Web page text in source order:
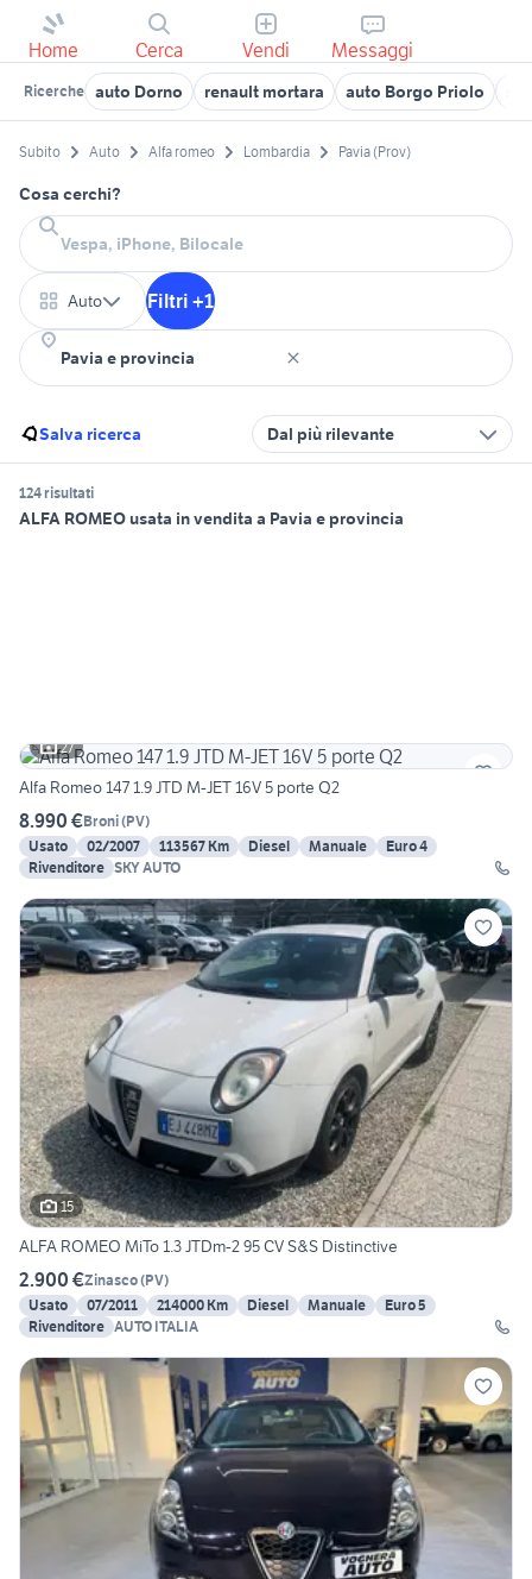
Home Cerca Vendi Messaggi
Ricerche auto Dorno renault mortara auto Borgo Priolo
Subito Auto Alfa romeo Lombardia Pavia (Prov)
Cosa cerchi?
Auto Filtri +1
Salva ricerca Dal più rilevante
124 risultati
ALFA ROMEO usata in vendita a Pavia e provincia
27
Alfa Romeo 147 1.9 JTD M-JET 16V 5 porte Q2
8.990 €Broni(PV)
Usato
02/2007 113567 Km Diesel Manuale
Euro 4
Rivenditore SKY AUTO
15
ALFA ROMEO MiTo 1.3 JTDm-2 95 CV S&S Distinctive
2.900 €Zinasco(PV)
Usato
07/2011 214000 Km Diesel Manuale
Euro 5
Rivenditore AUTO ITALIA